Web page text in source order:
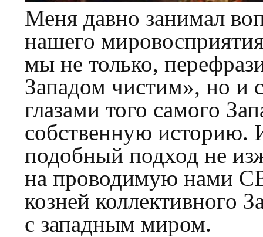
Меня давно занимал
нашего
мы не только,
Западом чистим», но и
глазами того самого
собственную историю.
подобный подход не
на проводимую нами
козней коллективного
с западным миром.